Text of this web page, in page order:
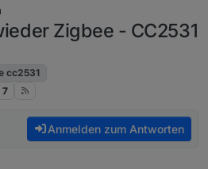
Zigbee - CC2531
cc2531
7
Anmelden zum Antworten